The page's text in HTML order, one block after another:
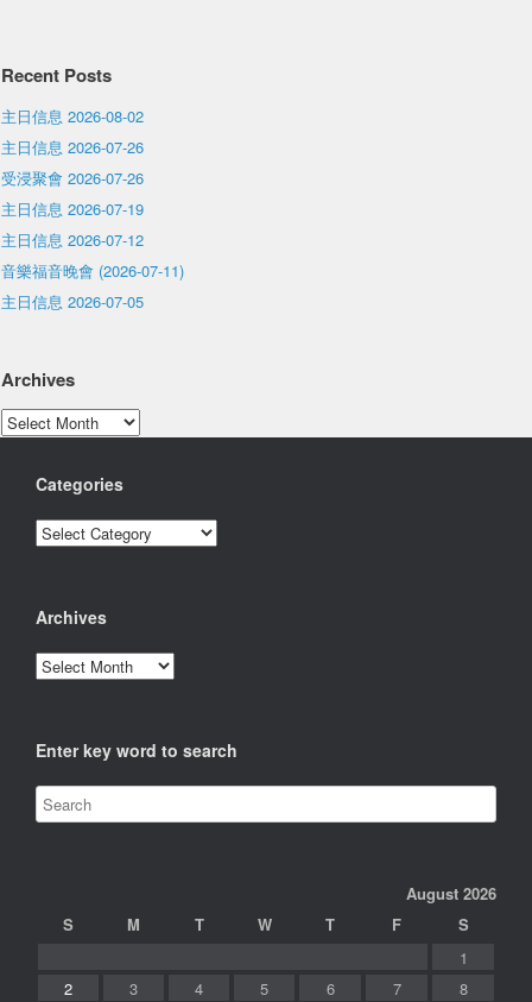
Recent Posts
主日信息 2026-08-02
主日信息 2026-07-26
受浸聚會 2026-07-26
主日信息 2026-07-19
主日信息 2026-07-12
音樂福音晚會 (2026-07-11)
主日信息 2026-07-05
Archives
Archives
Categories
Categories
Archives
Archives
Enter key word to search
August 2026
S
M T W T F
S
1
2
3 4 5 6 7 8